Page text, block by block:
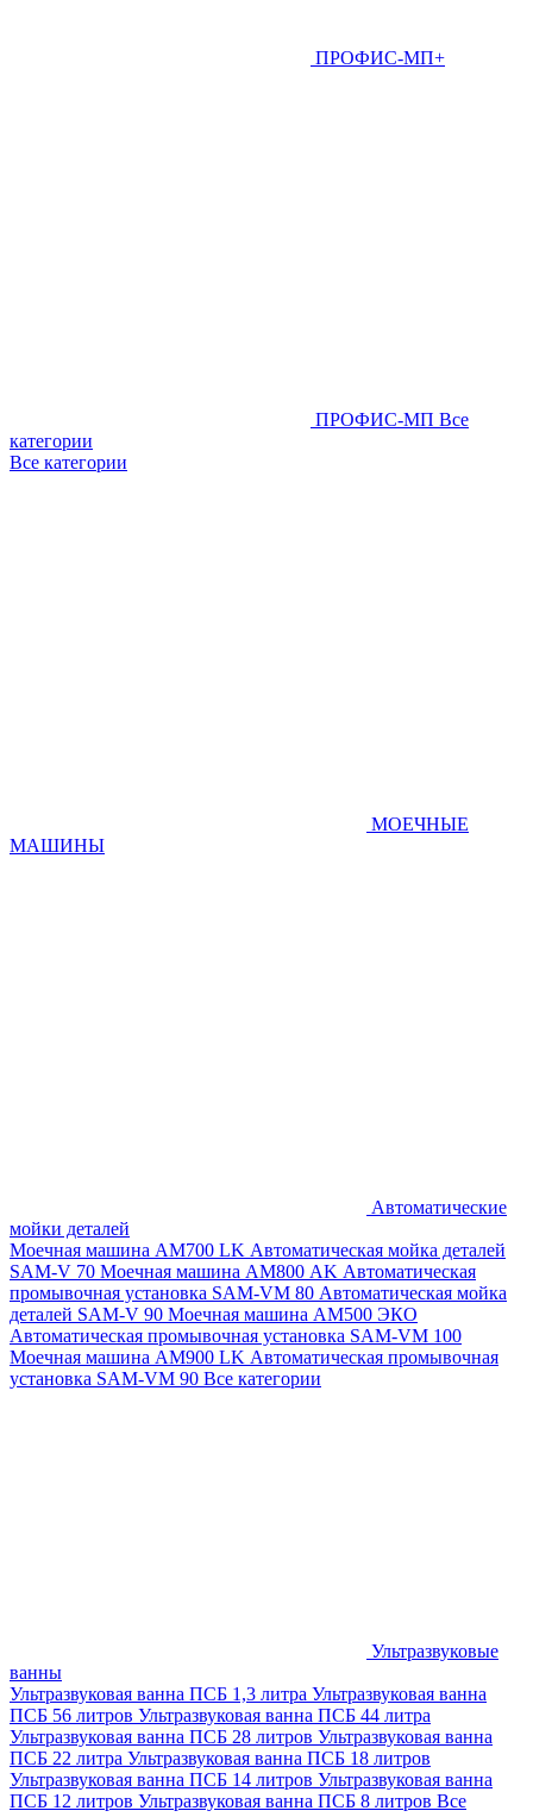
ПРОФИС-МП+
ПРОФИС-МП Все
категории
Все категории
МОЕЧНЫЕ
МАШИНЫ
Автоматические
мойки деталей
Моечная машина AM700 LK Автоматическая мойка деталей
SAM-V 70 Моечная машина АМ800 AK Автоматическая
промывочная установка SAM-VM 80 Автоматическая мойка
деталей SAM-V 90 Моечная машина АМ500 ЭКО
Автоматическая промывочная установка SAM-VM 100
Моечная машина AM900 LK Автоматическая промывочная
установка SAM-VM 90 Все категории
Ультразвуковые
ванны
Ультразвуковая ванна ПСБ 1,3 литра Ультразвуковая ванна
ПСБ 56 литров Ультразвуковая ванна ПСБ 44 литра
Ультразвуковая ванна ПСБ 28 литров Ультразвуковая ванна
ПСБ 22 литра Ультразвуковая ванна ПСБ 18 литров
Ультразвуковая ванна ПСБ 14 литров Ультразвуковая ванна
ПСБ 12 литров Ультразвуковая ванна ПСБ 8 литров Все